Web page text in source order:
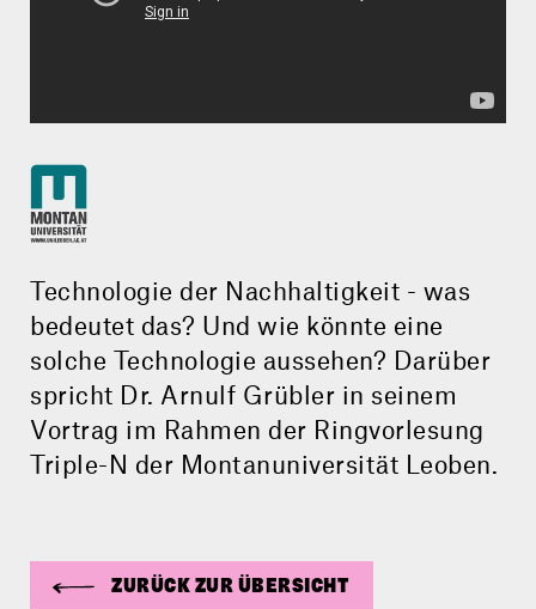
Technologie der Nach­haltig­keit - was
bedeutet das? Und wie könnte eine
solche Technologie aussehen? Darüber
spricht Dr. Arnulf Grübler in seinem
Vortrag im Rahmen der Ringvorlesung
Triple-N der Montanuniversität Leoben.
ZURÜCK ZUR ÜBERSICHT